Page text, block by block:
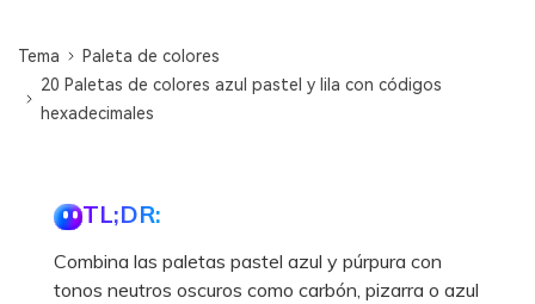
Tema
Paleta de colores
20 Paletas de colores azul pastel y lila con códigos
hexadecimales
TL;DR:
Combina las paletas pastel azul y púrpura con
tonos neutros oscuros como carbón, pizarra o azul